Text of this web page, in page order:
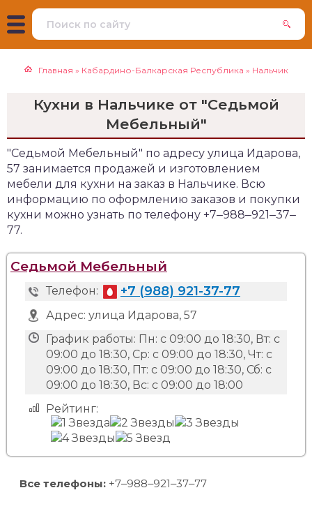
Главная » Кабардино-Балкарская Республика » Нальчик
Кухни в Нальчике от "Седьмой
Мебельный"
"Седьмой Мебельный" по адресу улица Идарова,
57 занимается продажей и изготовлением
мебели для кухни на заказ в Нальчике. Всю
информацию по оформлению заказов и покупки
кухни можно узнать по телефону +7‒988‒921‒37‒
77.
Седьмой Мебельный
Телефон: +7 (988) 921-37-77
Адрес: улица Идарова, 57
График работы: Пн: с 09:00 до 18:30, Вт: с
09:00 до 18:30, Ср: с 09:00 до 18:30, Чт: с
09:00 до 18:30, Пт: с 09:00 до 18:30, Сб: с
09:00 до 18:30, Вс: с 09:00 до 18:00
Рейтинг:
Все телефоны: +7‒988‒921‒37‒77